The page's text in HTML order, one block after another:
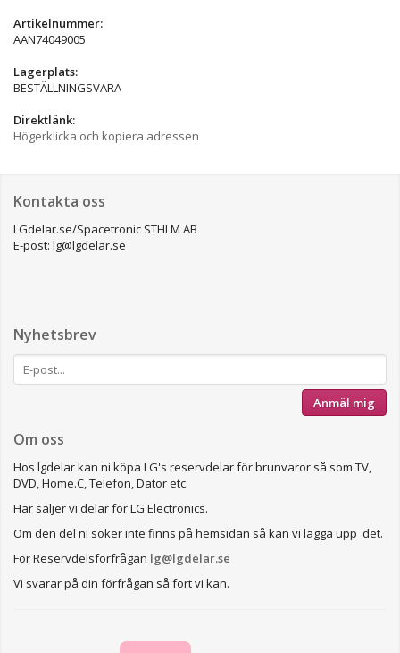
Artikelnummer:
AAN74049005
Lagerplats:
BESTÄLLNINGSVARA
Direktlänk:
Högerklicka och kopiera adressen
Kontakta oss
LGdelar.se/Spacetronic STHLM AB
E-post: lg@lgdelar.se
Nyhetsbrev
Anmäl mig
Om oss
Hos lgdelar kan ni köpa LG's reservdelar för brunvaror så som TV,
DVD, Home.C, Telefon, Dator etc.
Här säljer vi delar för LG Electronics.
Om den del ni söker inte finns på hemsidan så kan vi lägga upp det.
För Reservdelsförfrågan lg@lgdelar.se
Vi svarar på din förfrågan så fort vi kan.